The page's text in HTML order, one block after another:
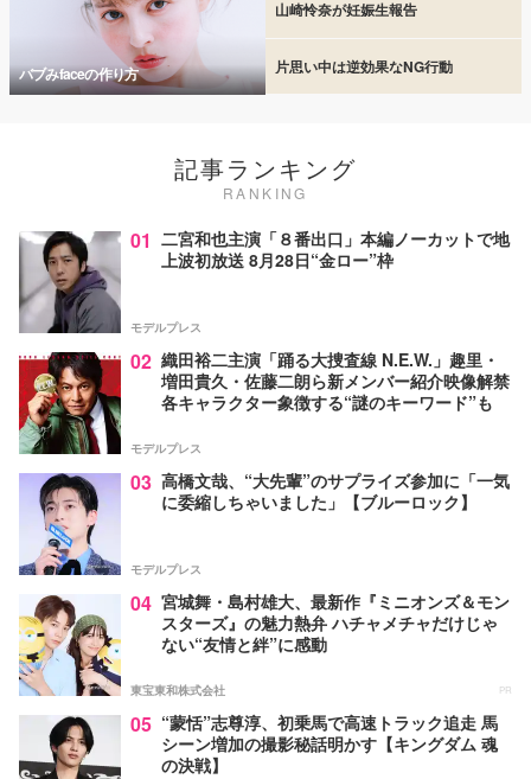
バブみfaceの作り方
山崎怜奈が妊娠生報告
片思い中は逆効果なNG行動
記事ランキング
RANKING
01 二宮和也主演「８番出口」本編ノーカットで地
上波初放送 8月28日“金ロー”枠
モデルプレス
02 織田裕二主演「踊る大捜査線 N.E.W.」趣里・
増田貴久・佐藤二朗ら新メンバー紹介映像解禁
各キャラクター象徴する“謎のキーワード”も
モデルプレス
03 高橋文哉、“大先輩”のサプライズ参加に「一気
に委縮しちゃいました」【ブルーロック】
モデルプレス
04 宮城舞・島村雄大、最新作『ミニオンズ＆モン
スターズ』の魅力熱弁 ハチャメチャだけじゃ
ない“友情と絆”に感動
東宝東和株式会社 PR
05 “蒙恬”志尊淳、初乗馬で高速トラック追走 馬
シーン増加の撮影秘話明かす【キングダム 魂
の決戦】